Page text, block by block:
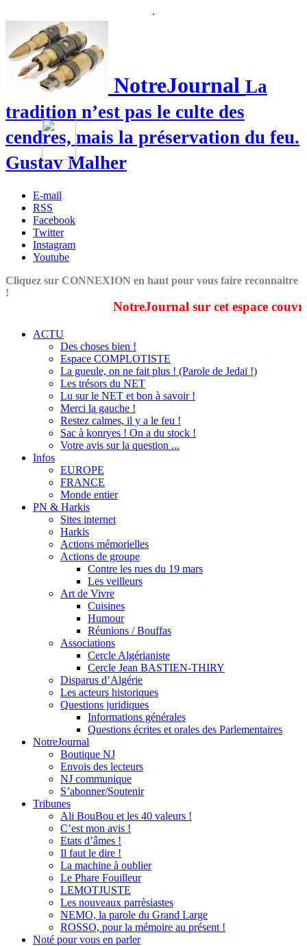
.
NotreJournal La
tradition n’est pas le culte des
cendres, mais la préservation du feu.
Gustav Malher
E-mail
RSS
Facebook
Twitter
Instagram
Youtube
Cliquez sur CONNEXION en haut pour vous faire reconnaitre
!
NotreJournal sur cet espace couvre
ACTU
Des choses bien !
Espace COMPLOTISTE
La gueule, on ne fait plus ! (Parole de Jedaï !)
Les trésors du NET
Lu sur le NET et bon à savoir !
Merci la gauche !
Restez calmes, il y a le feu !
Sac à konryes ! On a du stock !
Votre avis sur la question ...
Infos
EUROPE
FRANCE
Monde entier
PN & Harkis
Sites internet
Harkis
Actions mémorielles
Actions de groupe
Contre les rues du 19 mars
Les veilleurs
Art de Vivre
Cuisines
Humour
Réunions / Bouffas
Associations
Cercle Algérianiste
Cercle Jean BASTIEN-THIRY
Disparus d’Algérie
Les acteurs historiques
Questions juridiques
Informations générales
Questions écrites et orales des Parlementaires
NotreJournal
Boutique NJ
Envois des lecteurs
NJ communique
S’abonner/Soutenir
Tribunes
Ali BouBou et les 40 valeurs !
C’est mon avis !
Etats d’âmes !
Il faut le dire !
La machine à oublier
Le Phare Fouilleur
LEMOTJUSTE
Les nouveaux parrèsiastes
NEMO, la parole du Grand Large
ROSSO, pour la mémoire au présent !
Noté pour vous en parler